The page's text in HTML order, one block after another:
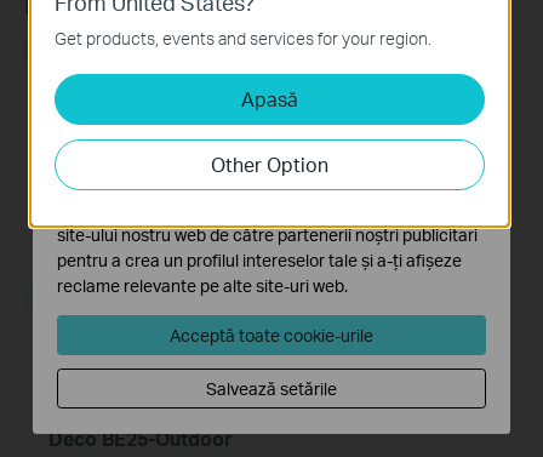
Deco BE25
WiFi 7 System
NOU
Deco BE22
Sistem mesh WiFi 7 BE3600
pentru întreaga casă
NOU
Deco BE25-Outdoor
Get products, events and services for your region.
Apasă
Other Option
Aceste cookie-uri sunt necesare pentru funcționarea
site-ului web și nu pot fi dezactivate în sistemele tale
Cookie-uri de analiză și marketing
Cookie-urile de analiză ne permit să analizăm activitățile
tale de pe site-ul nostru web a îmbunătăți și ajusta
funcționalitatea site-ului.
site-ului nostru web de către partenerii noștri publicitari
pentru a crea un profilul intereselor tale și a-ți afișeze
reclame relevante pe alte site-uri web.
Acceptă toate cookie-urile
Salvează setările